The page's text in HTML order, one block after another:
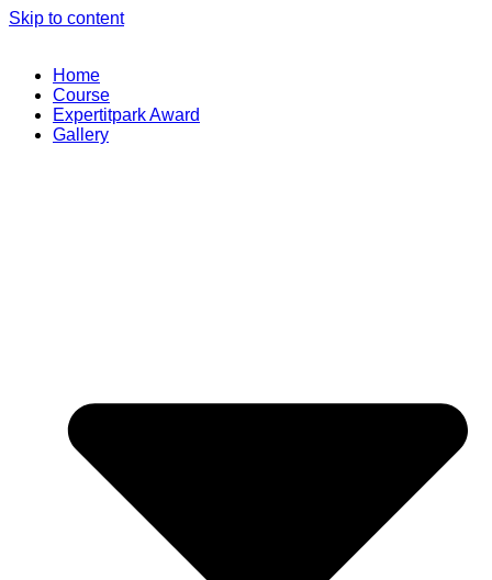
Skip to content
Home
Course
Expertitpark Award
Gallery